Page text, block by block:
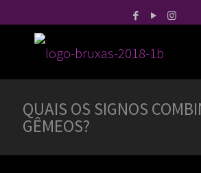
QUAIS OS SIGNOS
GÊMEOS?